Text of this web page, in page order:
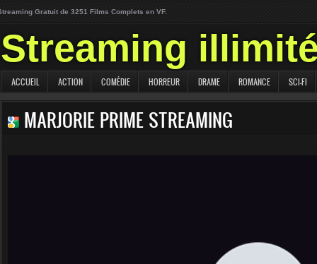
Gratuit de 3251 Films Complets en VF.
Streaming
ACCUEIL ACTION COMÉDIE HORREUR DRAME ROMANCE SCI-FI
MARJORIE PRIME STREAMING